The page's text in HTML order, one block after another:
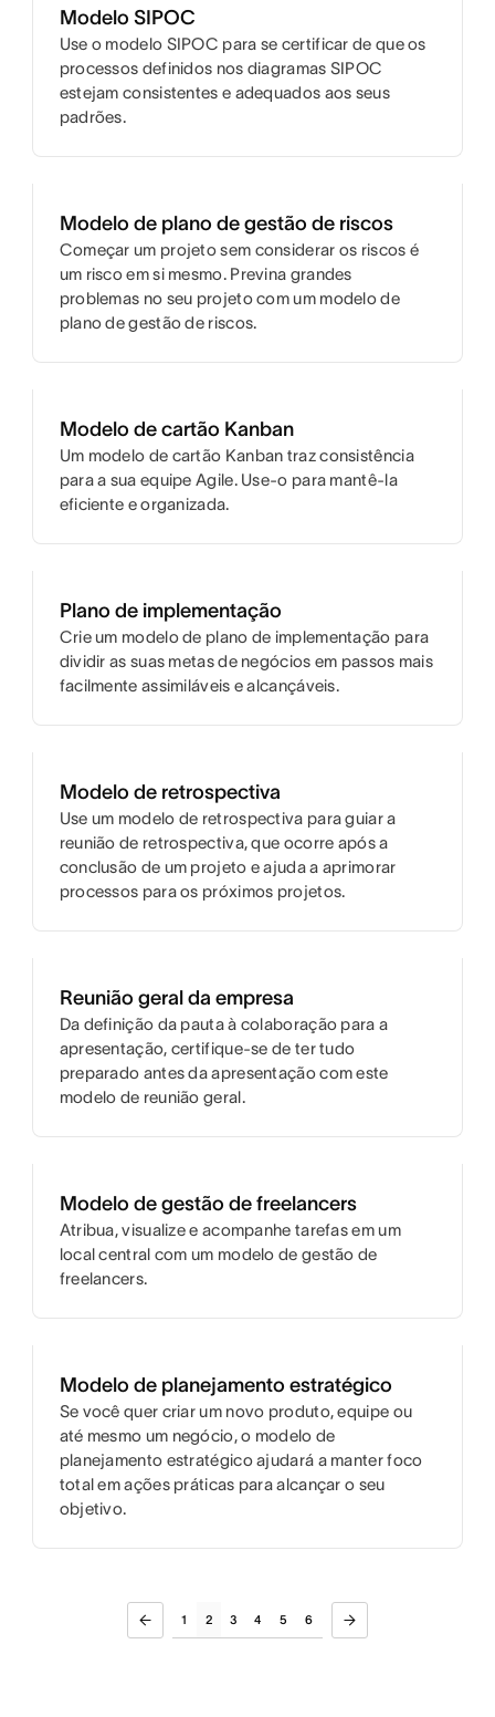
Modelo SIPOC
Use o modelo SIPOC para se certificar de que os
processos definidos nos diagramas SIPOC
estejam consistentes e adequados aos seus
padrões.
Modelo de plano de gestão de riscos
Começar um projeto sem considerar os riscos é
um risco em si mesmo. Previna grandes
problemas no seu projeto com um modelo de
plano de gestão de riscos.
Modelo de cartão Kanban
Um modelo de cartão Kanban traz consistência
para a sua equipe Agile. Use-o para mantê-la
eficiente e organizada.
Plano de implementação
Crie um modelo de plano de implementação para
dividir as suas metas de negócios em passos mais
facilmente assimiláveis e alcançáveis.
Modelo de retrospectiva
Use um modelo de retrospectiva para guiar a
reunião de retrospectiva, que ocorre após a
conclusão de um projeto e ajuda a aprimorar
processos para os próximos projetos.
Reunião geral da empresa
Da definição da pauta à colaboração para a
apresentação, certifique-se de ter tudo
preparado antes da apresentação com este
modelo de reunião geral.
Modelo de gestão de freelancers
Atribua, visualize e acompanhe tarefas em um
local central com um modelo de gestão de
freelancers.
Modelo de planejamento estratégico
Se você quer criar um novo produto, equipe ou
até mesmo um negócio, o modelo de
planejamento estratégico ajudará a manter foco
total em ações práticas para alcançar o seu
objetivo.
1 2 3 4 5 6